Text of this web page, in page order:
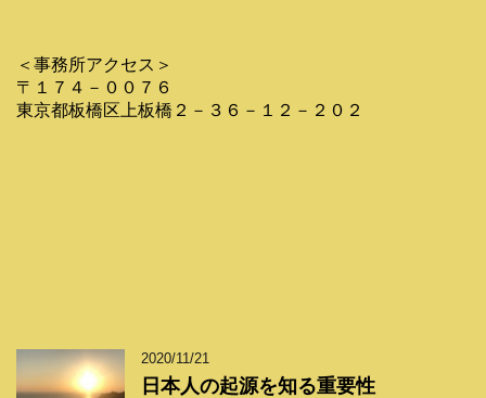
＜事務所アクセス＞
〒１７４－００７６
東京都板橋区上板橋２－３６－１２－２０２
2020/11/21
日本人の起源を知る重要性